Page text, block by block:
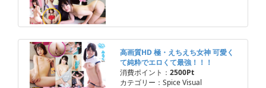
高画質HD 極・えちえち女神 可愛く
て純粋でエロくて最強！！！
消費ポイント： 2500Pt
カテゴリー：Spice Visual